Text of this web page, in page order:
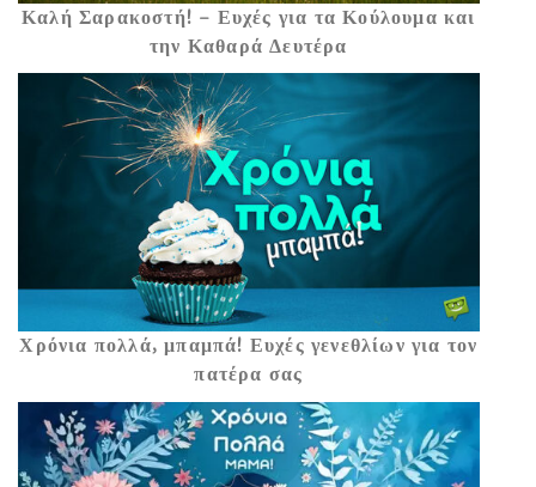
Καλή Σαρακοστή! – Ευχές για τα Κούλουμα και
την Καθαρά Δευτέρα
Χρόνια πολλά, μπαμπά! Ευχές γενεθλίων για τον
πατέρα σας